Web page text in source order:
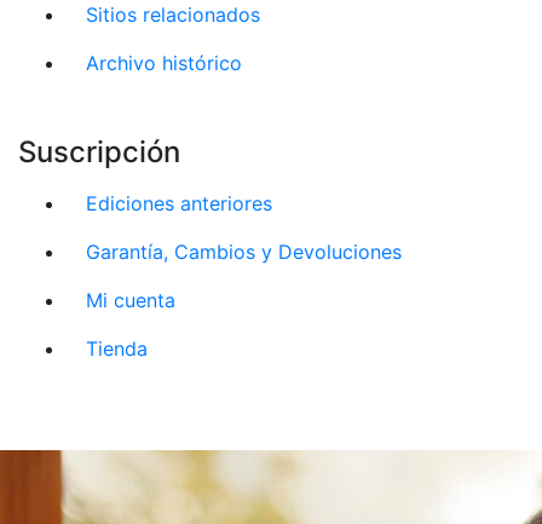
Sitios relacionados
Archivo histórico
Suscripción
Ediciones anteriores
Garantía, Cambios y Devoluciones
Mi cuenta
Tienda